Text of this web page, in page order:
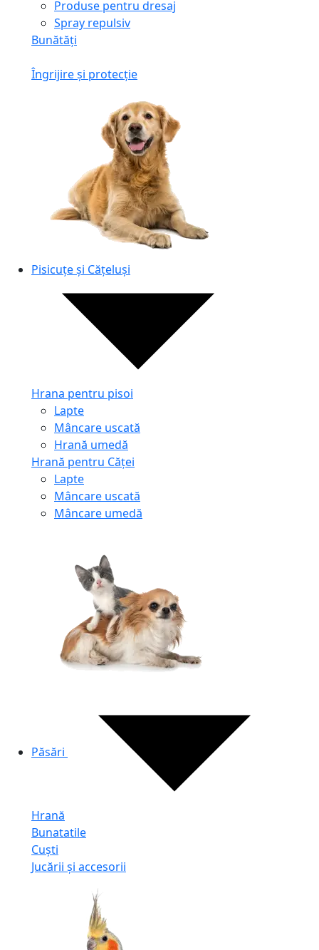
Produse pentru dresaj
Spray repulsiv
Bunătăți
Îngrijire și protecție
Pisicuțe și Cățeluși
Hrana pentru pisoi
Lapte
Mâncare uscată
Hrană umedă
Hrană pentru Căței
Lapte
Mâncare uscată
Mâncare umedă
Păsări
Hrană
Bunatatile
Cuști
Jucării și accesorii